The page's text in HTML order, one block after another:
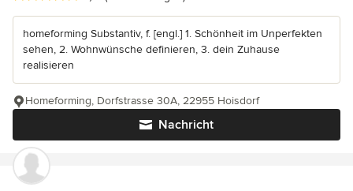
homeforming Substantiv, f. [engl.] 1. Schönheit im Unperfekten
sehen, 2. Wohnwünsche definieren, 3. dein Zuhause
realisieren
Nachricht
Homeforming, Dorfstrasse 30A, 22955 Hoisdorf